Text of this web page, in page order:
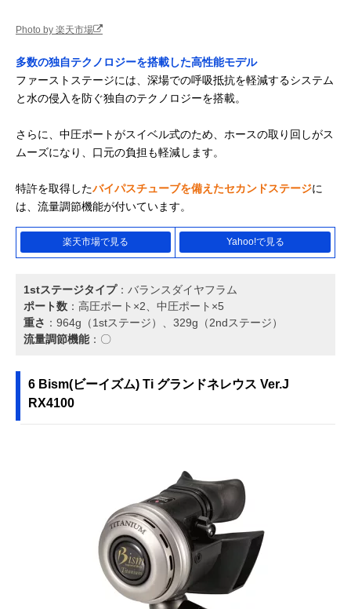
Photo by 楽天市場
多数の独自テクノロジーを搭載した高性能モデル
ファーストステージには、深場での呼吸抵抗を軽減するシステム
と水の侵入を防ぐ独自のテクノロジーを搭載。
さらに、中圧ポートがスイベル式のため、ホースの取り回しがス
ムーズになり、口元の負担も軽減します。
特許を取得したバイパスチューブを備えたセカンドステージに
は、流量調節機能が付いています。
楽天市場で見る Yahoo!で見る
1stステージタイプ：バランスダイヤフラム
ポート数 ：高圧ポート×2、中圧ポート×5
重さ ：964g（1stステージ）、329g（2ndステージ）
流量調節機能：〇
6 Bism(ビーイズム) Ti グランドネレウス Ver.J
RX4100